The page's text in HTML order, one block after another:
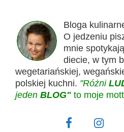
Bloga
O jedzeniu
mnie
diecie, w tym
wegetariańskiej,
polskiej kuchni. "Różni
jeden BLOG" to moje